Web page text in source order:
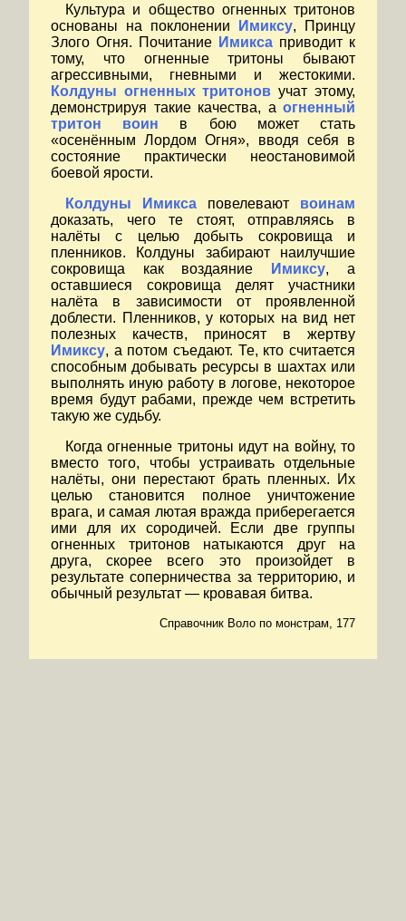
Культура и общество огненных тритонов
основаны на поклонении
Имиксу, Принцу
Злого Огня. Почитание Имикса приводит к
тому, что огненные тритоны бывают
агрессивными, гневными и жестокими.
Колдуны огненных тритонов учат этому,
демонстрируя такие качества, а огненный
тритон воин в бою может стать
«осенённым Лордом Огня», вводя себя в
состояние практически неостановимой
боевой ярости.
Колдуны
Имикса повелевают воинам
доказать, чего те стоят, отправляясь в
налёты с целью добыть сокровища и
пленников. Колдуны забирают наилучшие
сокровища как воздаяние
Имиксу, а
оставшиеся сокровища делят участники
налёта в зависимости от проявленной
доблести. Пленников, у которых на вид нет
полезных качеств, приносят в жертву
Имиксу, а потом съедают. Те, кто считается
способным добывать ресурсы в шахтах или
выполнять иную работу в логове, некоторое
время будут рабами, прежде чем встретить
такую же судьбу.
Когда огненные тритоны идут на войну, то
вместо того, чтобы устраивать отдельные
налёты, они перестают брать пленных. Их
целью становится полное уничтожение
врага, и самая лютая вражда приберегается
ими для их сородичей. Если две группы
огненных тритонов натыкаются друг на
друга, скорее всего это произойдет в
результате соперничества за территорию, и
обычный результат — кровавая битва.
Справочник Воло по монстрам, 177